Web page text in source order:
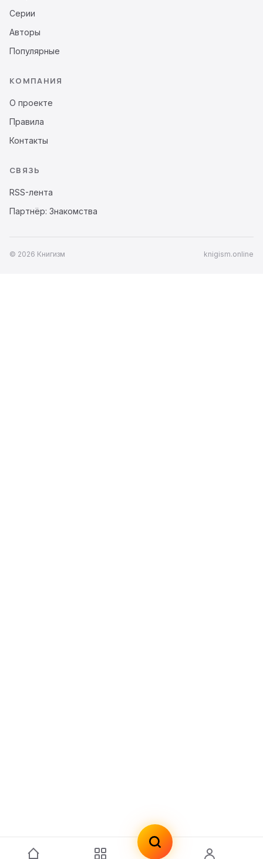
Серии
Авторы
Популярные
КОМПАНИЯ
О проекте
Правила
Контакты
СВЯЗЬ
RSS-лента
Партнёр: Знакомства
© 2026 Книгизм knigism.online